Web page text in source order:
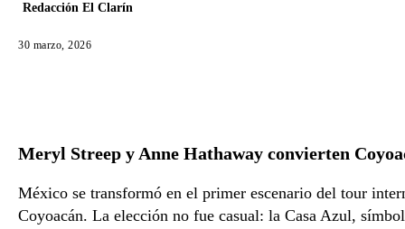
Redacción El Clarín
30 marzo, 2026
Meryl Streep y Anne Hathaway convierten
México se transformó en el primer escenario del tour
Coyoacán. La elección no fue casual: la Casa Azul,